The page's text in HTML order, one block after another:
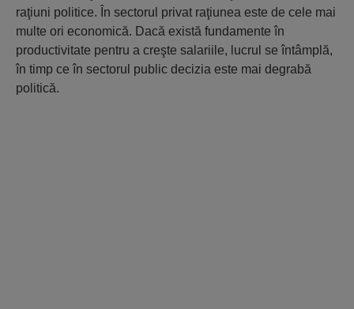
raţiuni politice. În sectorul privat raţiunea este de cele mai
multe ori economică. Dacă există fundamente în
productivitate pentru a creşte salariile, lucrul se întâmplă,
în timp ce în sectorul public decizia este mai degrabă
politică.